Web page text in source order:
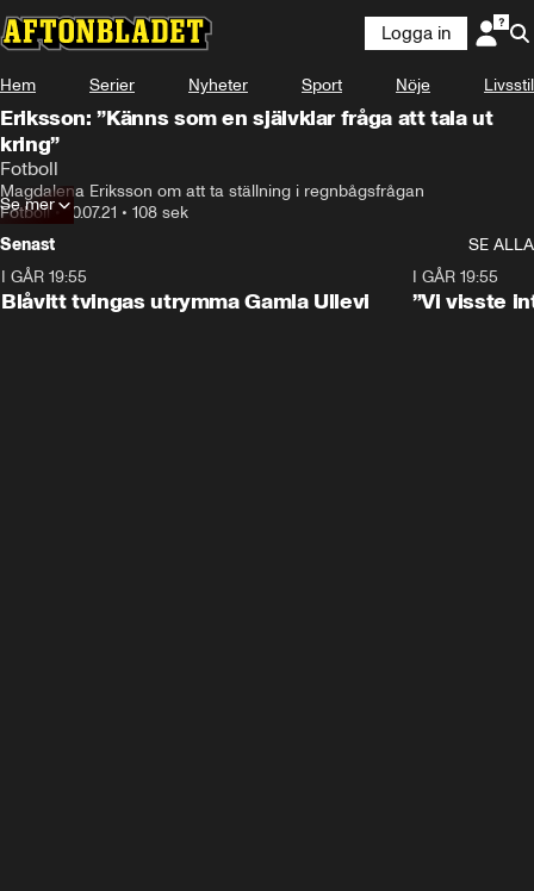
Logga in
Hem Serier Nyheter Sport Nöje Livsstil
Eriksson: ”Känns som en självklar fråga att tala ut
kring”
Fotboll
Magdalena Eriksson om att ta ställning i regnbågsfrågan
Fotboll•10.07.21 • 108 sek
Se mer
Senast
SE ALLA
I GÅR 19:55
Blåvitt tvingas utrymma Gamla Ullevi
I GÅR 19:55
”Vi visste